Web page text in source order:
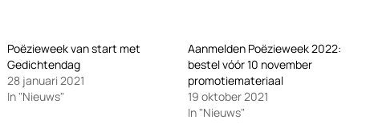
Poëzieweek van start met
Gedichtendag
28 januari 2021
In "Nieuws"
Aanmelden Poëzieweek 2022:
bestel vóór 10 november
promotiemateriaal
19 oktober 2021
In "Nieuws"